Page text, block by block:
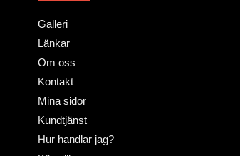
Galleri
Länkar
Om oss
Kontakt
Mina sidor
Kundtjänst
Hur handlar jag?